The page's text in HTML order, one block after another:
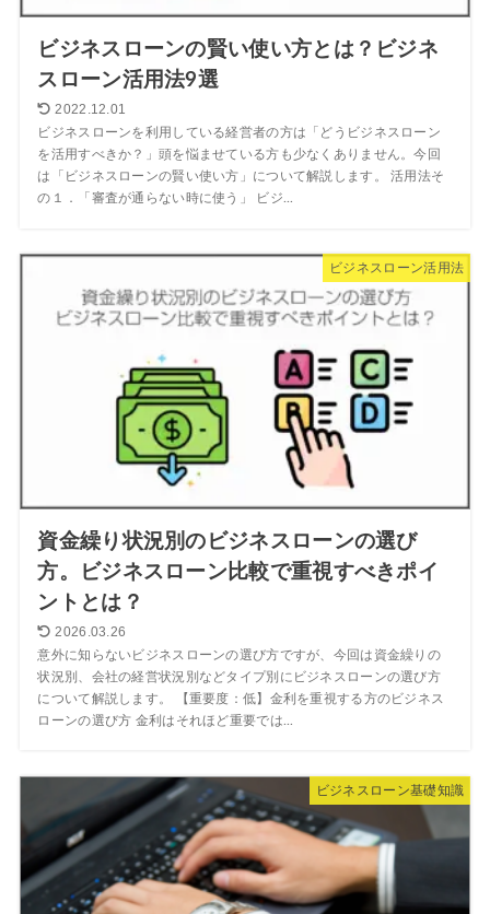
ビジネスローンの賢い使い方とは？ビジネ
スローン活用法9選
2022.12.01
ビジネスローンを利用している経営者の方は「どうビジネスローン
を活用すべきか？」頭を悩ませている方も少なくありません。今回
は「ビジネスローンの賢い使い方」について解説します。 活用法そ
の１．「審査が通らない時に使う」 ビジ...
ビジネスローン活用法
資金繰り状況別のビジネスローンの選び
方。ビジネスローン比較で重視すべきポイ
ントとは？
2026.03.26
意外に知らないビジネスローンの選び方ですが、今回は資金繰りの
状況別、会社の経営状況別などタイプ別にビジネスローンの選び方
について解説します。 【重要度：低】金利を重視する方のビジネス
ローンの選び方 金利はそれほど重要では...
ビジネスローン基礎知識